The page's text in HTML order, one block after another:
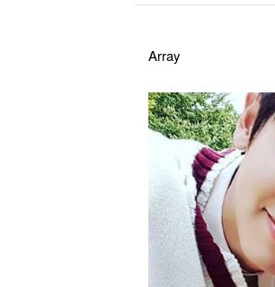
Array